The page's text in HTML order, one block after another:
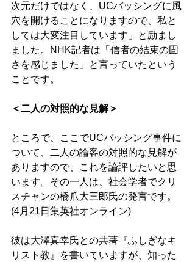
次元だけではなく、UCバッシングに風
穴を開けることになりますので、私と
しては大変注目しています」と励まし
ました。NHK記者は「信者の結束の固
さを感じました」と言っていたという
ことです。
＜二人の対照的な見解＞
ところで、ここでUCバッシング事件に
ついて、二人の論客の対照的な見解が
ありますので、これを論評したいと思
います。その一人は、社会学者でクリ
スチャンの橋爪大三郎氏の発言です。
(4月21日集英社オンライン)
彼は大澤真幸氏との共著『ふしぎなキ
リスト教』を書いていますが、知った